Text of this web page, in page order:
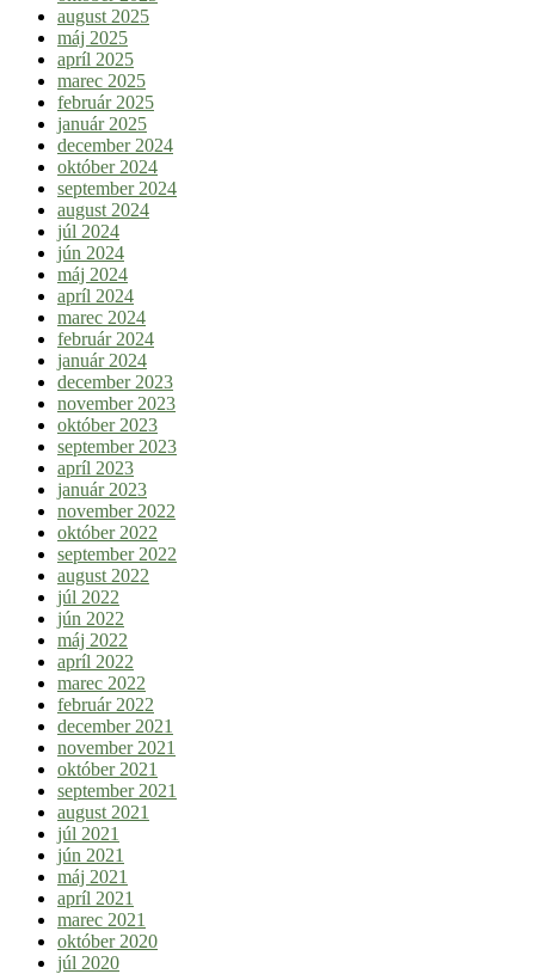
august 2025
máj 2025
apríl 2025
marec 2025
február 2025
január 2025
december 2024
október 2024
september 2024
august 2024
júl 2024
jún 2024
máj 2024
apríl 2024
marec 2024
február 2024
január 2024
december 2023
november 2023
október 2023
september 2023
apríl 2023
január 2023
november 2022
október 2022
september 2022
august 2022
júl 2022
jún 2022
máj 2022
apríl 2022
marec 2022
február 2022
december 2021
november 2021
október 2021
september 2021
august 2021
júl 2021
jún 2021
máj 2021
apríl 2021
marec 2021
október 2020
júl 2020